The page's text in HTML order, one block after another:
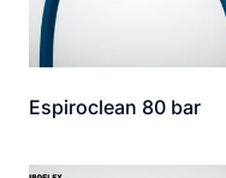
Espiroclean 80 bar